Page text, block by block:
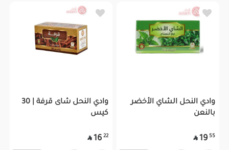
وادي النحل الشاي الأخضر
بالنعن
55
19

وادي النحل شاى قرفة | 30
كيس
22
16
